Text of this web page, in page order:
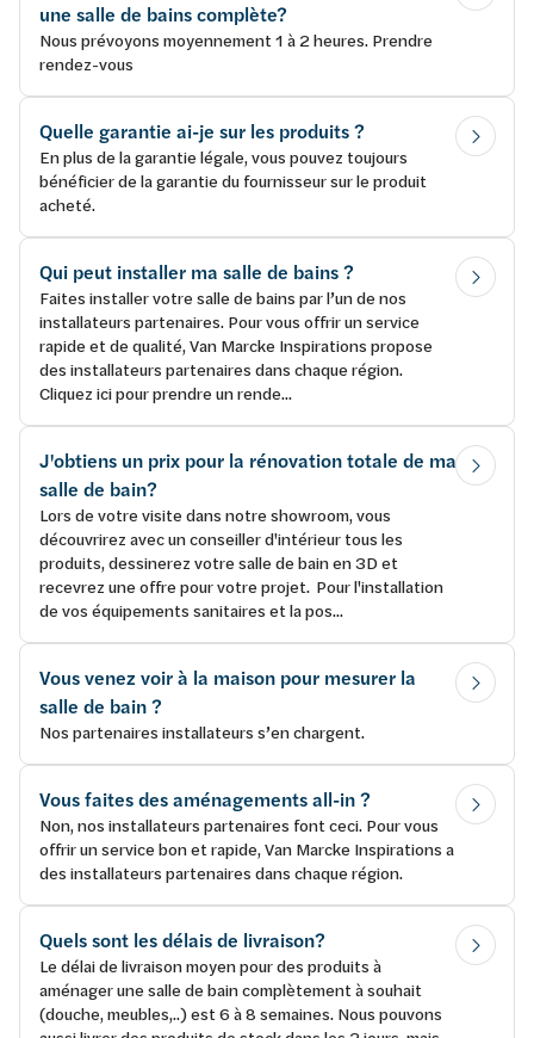
une salle de bains complète?
Nous prévoyons moyennement 1 à 2 heures. Prendre
rendez-vous
Quelle garantie ai-je sur les produits ?
En plus de la garantie légale, vous pouvez toujours
bénéficier de la garantie du fournisseur sur le produit
acheté.
Qui peut installer ma salle de bains ?
Faites installer votre salle de bains par l’un de nos
installateurs partenaires. Pour vous offrir un service
rapide et de qualité, Van Marcke Inspirations propose
des installateurs partenaires dans chaque région.
Cliquez ici pour prendre un rende...
J'obtiens un prix pour la rénovation totale de ma
salle de bain?
Lors de votre visite dans notre showroom, vous
découvrirez avec un conseiller d'intérieur tous les
produits, dessinerez votre salle de bain en 3D et
recevrez une offre pour votre projet. Pour l'installation
de vos équipements sanitaires et la pos...
Vous venez voir à la maison pour mesurer la
salle de bain ?
Nos partenaires installateurs s’en chargent.
Vous faites des aménagements all-in ?
Non, nos installateurs partenaires font ceci. Pour vous
offrir un service bon et rapide, Van Marcke Inspirations a
des installateurs partenaires dans chaque région.
Quels sont les délais de livraison?
Le délai de livraison moyen pour des produits à
aménager une salle de bain complètement à souhait
(douche, meubles,..) est 6 à 8 semaines. Nous pouvons